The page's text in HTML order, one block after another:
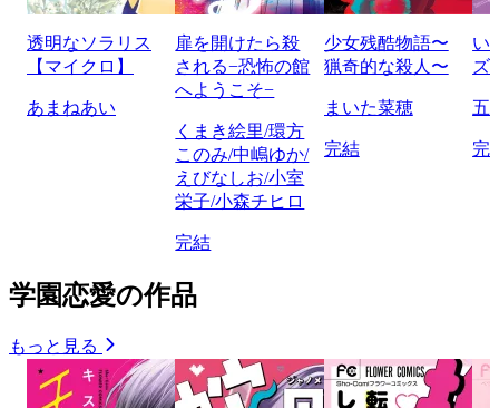
透明なソラリス
【マイクロ】
あまねあい
扉を開けたら殺
される−恐怖の館
へようこそ−
くまき絵里/環方
このみ/中嶋ゆか/
えびなしお/小室
栄子/小森チヒロ
完結
少女残酷物語〜
猟奇的な殺人〜
まいた菜穂
完結
い
ズ
五
完
学園恋愛の作品
もっと見る